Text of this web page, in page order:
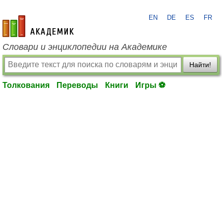
academic.ru
EN DE ES FR
Словари и энциклопедии на Академике
Найти!
Толкования Переводы Книги Игры ⚽